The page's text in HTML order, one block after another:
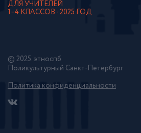
ДЛЯ УЧИТЕЛЕЙ
1–4 КЛАССОВ - 2025 ГОД
© 2025. этноспб
Поликультурный Санкт-Петербург
Политика конфиденциальности